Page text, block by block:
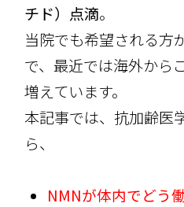
チド）点滴。
当院でも希望される方
で、最近では海外から
増えています。
本記事では、抗加齢医
ら、
NMNが体内でどう